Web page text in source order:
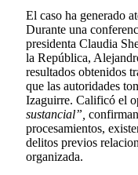
El caso ha generado
Durante una
presidenta Claudia
la República,
resultados obtenidos
que las autoridades
Izaguirre. Calificó el
sustancial”,
procesamientos,
delitos previos
organizada.